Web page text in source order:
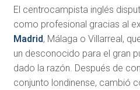
El centrocampista inglés
como profesional gracias al
Madrid, Málaga o Villarreal,
un desconocido para el gran
dado la razón. Después de
conjunto londinense, cambió